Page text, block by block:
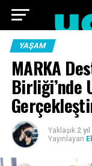
ANA SAYFA
TEKNOLOJI
KÜNYE
YAŞAM
MARKA
Birliği’nde
Yaklaşık 2
Yayınlayan